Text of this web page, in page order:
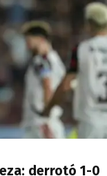
derrotó 1-0